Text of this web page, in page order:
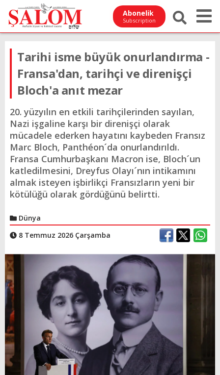
Abonelik
Subscription
Tarihi isme büyük onurlandırma -
Fransa'dan, tarihçi ve direnişçi
Bloch'a anıt mezar
20. yüzyılın en etkili tarihçilerinden sayılan,
Nazi işgaline karşı bir direnişçi olarak
mücadele ederken hayatını kaybeden Fransız
Marc Bloch, Panthéon´da onurlandırıldı.
Fransa Cumhurbaşkanı Macron ise, Bloch´un
katledilmesini, Dreyfus Olayı´nın intikamını
almak isteyen işbirlikçi Fransızların yeni bir
kötülüğü olarak gördüğünü belirtti.
Dünya
8 Temmuz 2026 Çarşamba